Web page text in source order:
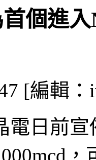
個進
[編輯：
電日前